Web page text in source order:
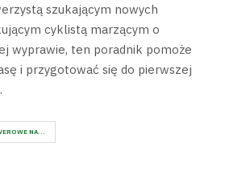
szukającym nowych
cyklistą marzącym o
wyprawie, ten poradnik pomoże
i przygotować się do pierwszej
NA...